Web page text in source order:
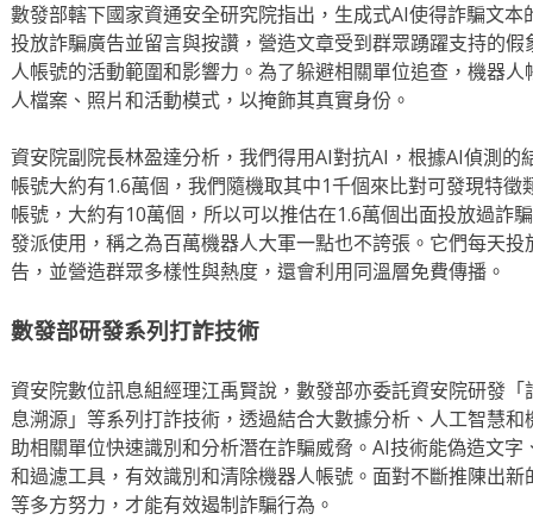
數發部轄下國家資通安全研究院指出，生成式AI使得詐騙文
投放詐騙廣告並留言與按讚，營造文章受到群眾踴躍支持的
人帳號的活動範圍和影響力。為了躲避相關單位追查，機器
人檔案、照片和活動模式，以掩飾其真實身份。
資安院副院長林盈達分析，我們得用AI對抗AI，根據AI偵測的
帳號大約有1.6萬個，我們隨機取其中1千個來比對可發現特
帳號，大約有10萬個，所以可以推估在1.6萬個出面投放過詐
發派使用，稱之為百萬機器人大軍一點也不誇張。它們每天
告，並營造群眾多樣性與熱度，還會利用同溫層免費傳播。
數發部研發系列打詐技術
資安院數位訊息組經理江禹賢說，數發部亦委託資安院研發
息溯源」等系列打詐技術，透過結合大數據分析、人工智慧
助相關單位快速識別和分析潛在詐騙威脅。AI技術能偽造文
和過濾工具，有效識別和清除機器人帳號。面對不斷推陳出
等多方努力，才能有效遏制詐騙行為。